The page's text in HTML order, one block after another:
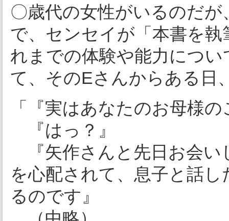
〇歳代の女性がいるのだ
で、センセイが「本書を
れまでの体験や能力につ
て、そのEさんからある日
「『実はあなたのお母様
『はっ？』
『矢作さんと先日お会い
を心配されて、息子と話
るのです』